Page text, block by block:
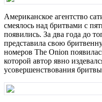
Американское агентство
смеялось над бритвами с
появились. За два года до
представила свою
номеров The Onion
которой автор явно
усовершенствования